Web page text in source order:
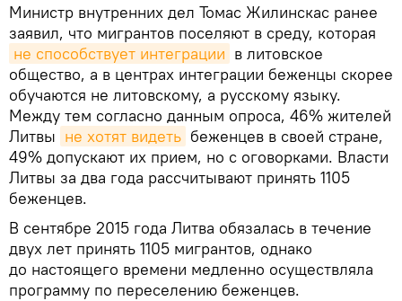
Министр внутренних дел Томас Жилинскас ранее
заявил, что мигрантов поселяют в среду, которая
не способствует интеграции в литовское
общество, а в центрах интеграции беженцы скорее
обучаются не литовскому, а русскому языку.
Между тем согласно данным опроса, 46% жителей
Литвы не хотят видеть беженцев в своей стране,
49% допускают их прием, но с оговорками. Власти
Литвы за два года рассчитывают принять 1105
беженцев.
В сентябре 2015 года Литва обязалась в течение
двух лет принять 1105 мигрантов, однако
до настоящего времени медленно осуществляла
программу по переселению беженцев.